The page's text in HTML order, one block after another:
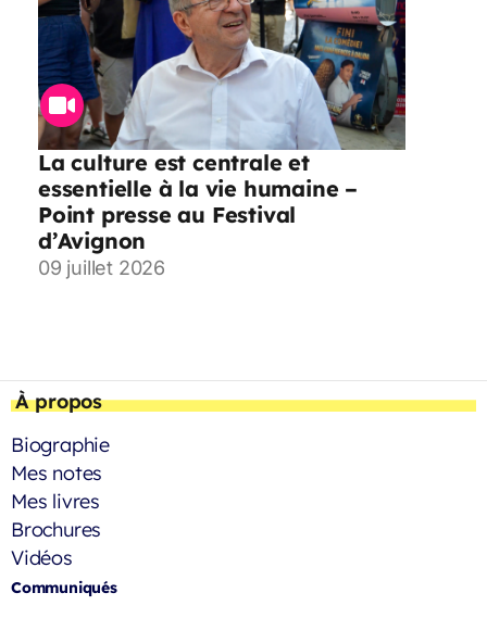
La culture est centrale et
essentielle à la vie humaine –
Point presse au Festival
d’Avignon
09 juillet 2026
À propos
Biographie
Mes notes
Mes livres
Brochures
Vidéos
Communiqués